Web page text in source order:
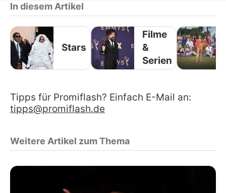
In diesem Artikel
Stars
Filme
&
Serien
Tipps für Promiflash? Einfach E-Mail an:
tipps@promiflash.de
Weitere Artikel zum Thema